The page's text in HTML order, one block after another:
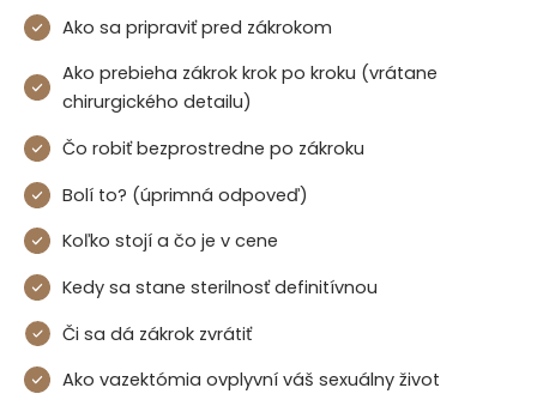
Ako sa pripraviť pred zákrokom
Ako prebieha zákrok krok po kroku (vrátane
chirurgického detailu)
Čo robiť bezprostredne po zákroku
Bolí to? (úprimná odpoveď)
Koľko stojí a čo je v cene
Kedy sa stane sterilnosť definitívnou
Či sa dá zákrok zvrátiť
Ako vazektómia ovplyvní váš sexuálny život